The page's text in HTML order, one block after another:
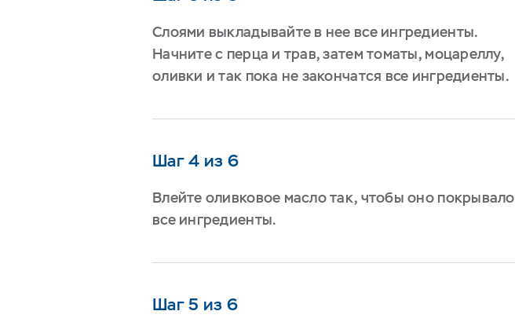
Слоями выкладывайте в нее все ингредиенты.
Начните с перца и трав, затем томаты, моцареллу,
оливки и так пока не закончатся все ингредиенты.
Шаг 4 из 6
Влейте оливковое масло так, чтобы оно покрывало
все ингредиенты.
Шаг 5 из 6